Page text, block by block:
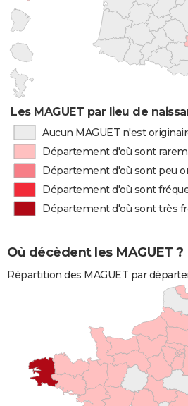
Les MAGUET par lieu de
Aucun MAGUET n'est
Département d'où sont
Département d'où sont peu
Département d'où sont
Département d'où sont très
Où décèdent les MAGUET ?
Répartition des MAGUET par